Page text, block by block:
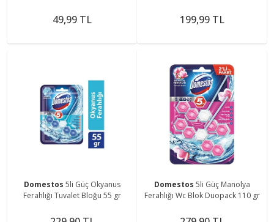
Süzgeci
49,99 TL
Süzgeci
199,99 TL
Domestos 5li Güç Okyanus
Ferahlığı Tuvalet Bloğu 55 gr
Domestos 5li Güç Manolya
Ferahlığı Wc Blok Duopack 110 gr